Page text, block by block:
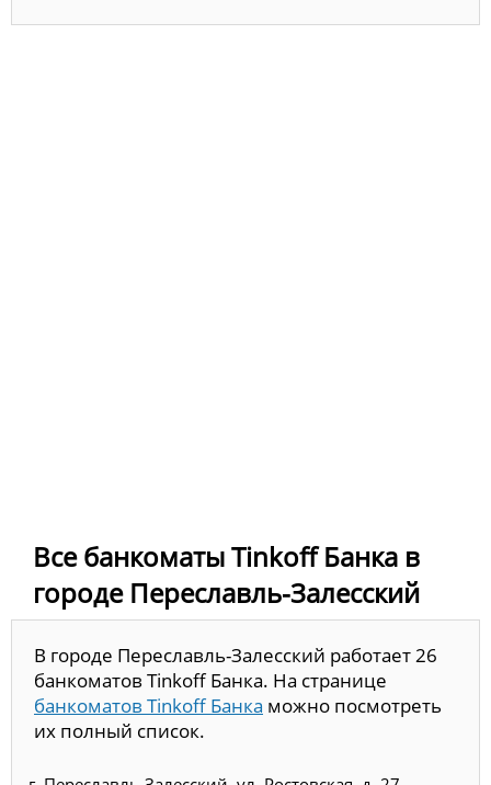
Все банкоматы Tinkoff Банка в
городе Переславль-Залесский
В городе Переславль-Залесский работает 26
банкоматов Tinkoff Банка. На странице
банкоматов Tinkoff Банка можно посмотреть
их полный список.